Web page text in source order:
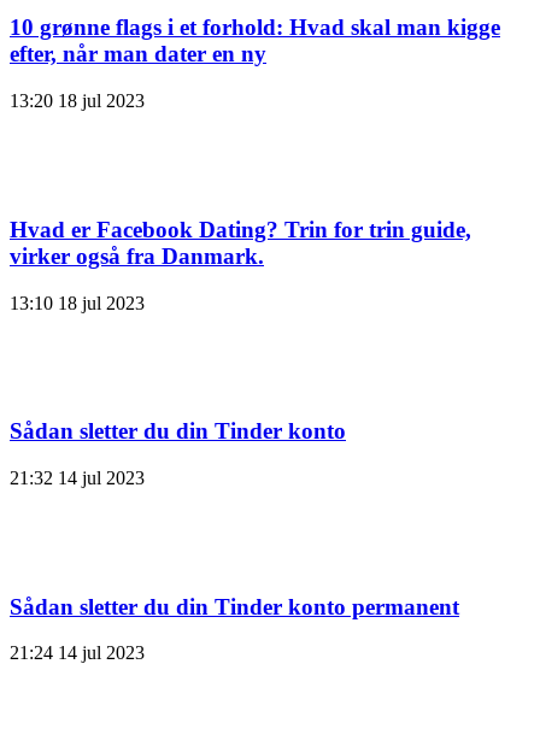
10 grønne flags i et forhold: Hvad skal man kigge
efter, når man dater en ny
13:20 18 jul 2023
Hvad er Facebook Dating? Trin for trin guide,
virker også fra Danmark.
13:10 18 jul 2023
Sådan sletter du din Tinder konto
21:32 14 jul 2023
Sådan sletter du din Tinder konto permanent
21:24 14 jul 2023